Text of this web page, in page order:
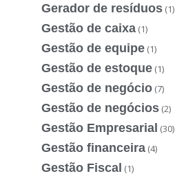
Gerador de resíduos (1)
Gestão de caixa (1)
Gestão de equipe (1)
Gestão de estoque (1)
Gestão de negócio (7)
Gestão de negócios (2)
Gestão Empresarial (30)
Gestão financeira (4)
Gestão Fiscal (1)